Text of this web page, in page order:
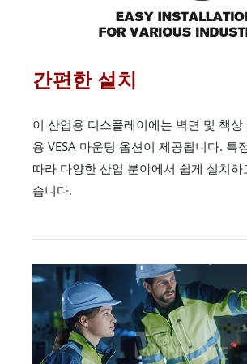
간편한 설치
이 산업용 디스플레이에는 벽면 및 책상
용 VESA 마운팅 옵션이 제공됩니다. 특
따라 다양한 산업 분야에서 쉽게 설치하
습니다.